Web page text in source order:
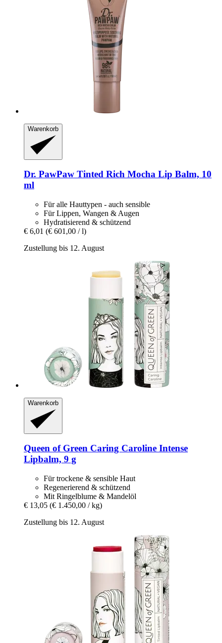
Warenkorb
Dr. PawPaw Tinted Rich Mocha Lip Balm, 10
ml
Für alle Hauttypen - auch sensible
Für Lippen, Wangen & Augen
Hydratisierend & schützend
€ 6,01 (€ 601,00 / l)
Zustellung bis 12. August
Warenkorb
Queen of Green Caring Caroline Intense
Lipbalm, 9 g
Für trockene & sensible Haut
Regenerierend & schützend
Mit Ringelblume & Mandelöl
€ 13,05 (€ 1.450,00 / kg)
Zustellung bis 12. August